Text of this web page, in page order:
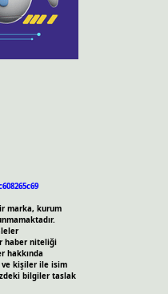
marka, kurum
haber niteliği
hakkında
ve kişiler ile isim
bilgiler taslak